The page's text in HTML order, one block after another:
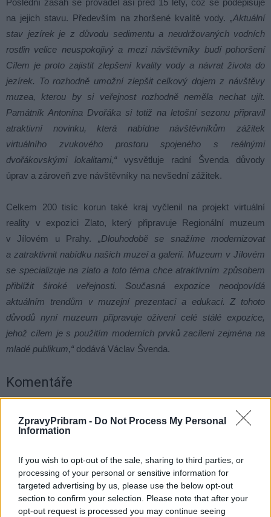
ZpravyPribram - Do Not Process My Personal
Information
If you wish to opt-out of the sale, sharing to third parties, or
processing of your personal or sensitive information for
targeted advertising by us, please use the below opt-out
section to confirm your selection. Please note that after your
opt-out request is processed you may continue seeing
Poslední zásah se prováděl asi před 15 lety, což se podepisuje
na jejich stavu. Především na zhoršené kvalitě vody. „Aktuální
stav jezírek je z důvodu sedimentu a neudržovaných vodních
rostlin velice neuspokojivý a mezi návštěvníky budí pohoršení
Cílem je proto zajistit zlepšení kvality vody a návrat života do
jezírek. To rozhodně umožní zlepšit celkový dojem z návštěvy
muzea, kterou by si veřejnost rozhodně neměla nechat ujít.
Památník Antonína Dvořáka si totiž na letošní sezonu připravil
atraktivní novinku, která nabídne návštěvníkům zážitek
virtuálního zvukového prostoru spojeného s reálnými
dvořákovskými lokalitami,“ vysvětluje radní Švenda důvody
úprav a zároveň zve návštěvníky na nevšední zážitek.
Celkem 200 tisíc korun také kraj vyčlenil na projekt virtuální
reality v expozici Zlato, který připravuje Regionální muzeum
v Jílovém u Prahy. „Dlouhodobě se snažíme modernizovat
a zatraktivnit nabídku našich muzeí a galerií. Muzeum v Jílovém
se specializuje na zlato a toto téma chce atraktivním způsobem
přiblížit široké veřejnosti. Současná expozice neodpovídá
aktuálním trendům v muzejní prezentaci a edukaci. Z tohoto
důvodů nyní muzeum připravuje oživení celé stálé expozice,
jehož cílem je s použitím moderních prvků zacílení zejména na
mladé publikum,“ dodává Václav Švenda.
Komentáře
Památník Karla Čapka
peníze Středočeský kraj
Strž
Václav Švenda
virtuální realita